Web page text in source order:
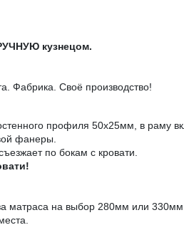
кузнецом.
Фабрика. Своё производство!
профиля 50х25мм, в раму
фанеры.
по бокам с кровати.
матраса на выбор 280мм или 330мм.